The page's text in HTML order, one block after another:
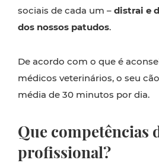
sociais de cada um – distrai e
dos nossos patudos.
De acordo com o que é
médicos veterinários, o seu
média de 30 minutos por dia.
Que competências
profissional?